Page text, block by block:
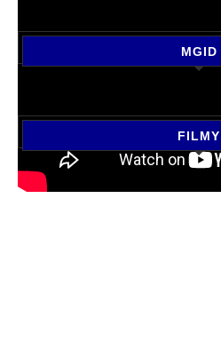
MGID
FILMY